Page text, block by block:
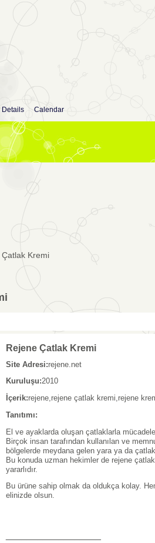
Details Calendar
Çatlak Kremi
Rejene Çatlak Kremi
Site Adresi:rejene.net
Kuruluşu:2010
İçerik:rejene,rejene çatlak kremi,rejene
Tanıtımı:
El ve ayaklarda oluşan çatlaklarla
Birçok insan tarafından kullanılan ve
bölgelerde meydana gelen yara ya da
Bu konuda uzman hekimler de rejene
yararlıdır.
Bu ürüne sahip olmak da oldukça kolay.
elinizde olsun.